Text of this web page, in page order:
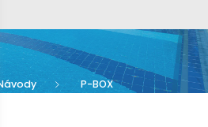
P-BOX